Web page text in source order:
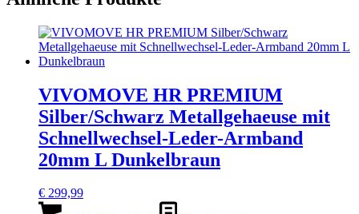
VIVOMOVE HR PREMIUM
Silber/Schwarz Metallgehaeuse mit
Schnellwechsel-Leder-Armband
20mm L Dunkelbraun
€ 299,99